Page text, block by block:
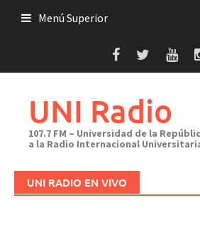
Menú Superior
UNI Radio
107.7 FM – Universidad de la
a la Radio Internacional
UNI RADIO EN VIVO